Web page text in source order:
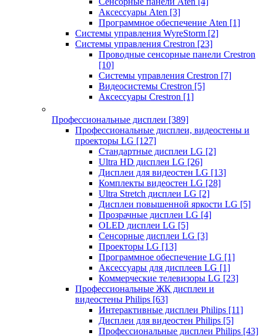
Аксессуары Aten [3]
Программное обеспечение Aten [1]
Системы управления WyreStorm [2]
Системы управления Crestron [23]
Проводные сенсорные панели Crestron
[10]
Системы управления Crestron [7]
Видеосистемы Crestron [5]
Аксессуары Crestron [1]
Профессиональные дисплеи [389]
Профессиональные дисплеи, видеостены и
проекторы LG [127]
Стандартные дисплеи LG [2]
Ultra HD дисплеи LG [26]
Дисплеи для видеостен LG [13]
Комплекты видеостен LG [28]
Ultra Stretch дисплеи LG [2]
Дисплеи повышенной яркости LG [5]
Прозрачные дисплеи LG [4]
OLED дисплеи LG [5]
Сенсорные дисплеи LG [3]
Проекторы LG [13]
Программное обеспечение LG [1]
Аксессуары для дисплеев LG [1]
Коммерческие телевизоры LG [23]
Профессиональные ЖК дисплеи и
видеостены Philips [63]
Интерактивные дисплеи Philips [11]
Дисплеи для видеостен Philips [5]
Профессиональные дисплеи Philips [43]